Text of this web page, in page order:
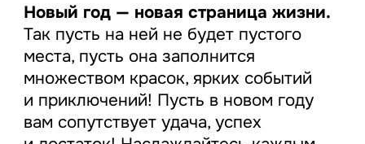
Новый год — новая страница жизни.
Так пусть на ней не будет пустого
места, пусть она заполнится
множеством красок, ярких событий
и приключений! Пусть в новом году
вам сопутствует удача, успех